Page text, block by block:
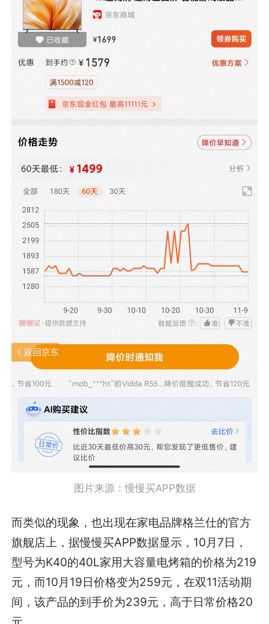
图片来源：慢慢买APP数据
而类似的现象，也出现在家电品牌格兰仕的官方
旗舰店上，据慢慢买APP数据显示，10月7日，
型号为K40的40L家用大容量电烤箱的价格为219
元，而10月19日价格变为259元，在双11活动期
间，该产品的到手价为239元，高于日常价格20